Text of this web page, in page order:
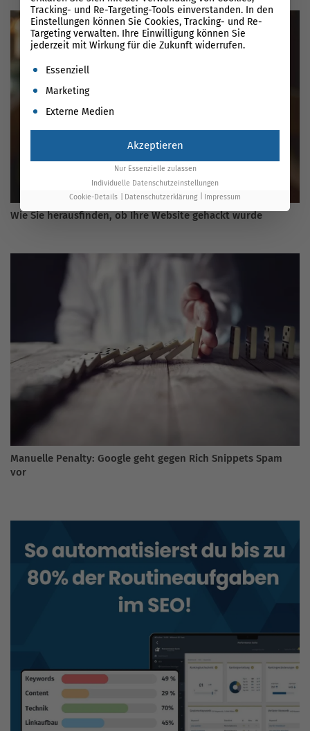
Wie Sie herausfinden, ob Ihre Website gehackt wurde
Manuelle Penalty: Google geht gegen Rich Snippets Spam
vor
BLOG DURCHSUCHEN
Tracking- und Re-Targeting-Tools einverstanden. In den
Einstellungen können Sie Cookies, Tracking- und Re-
Targeting verwalten. Ihre Einwilligung können Sie
jederzeit mit Wirkung für die Zukunft widerrufen.
Es folgt eine Liste der Service-Gruppen, für die eine
Essenziell
Marketing
Externe Medien
Akzeptieren
Nur Essenzielle zulassen
Individuelle Datenschutzeinstellungen
Cookie-Details
Datenschutzerklärung Impressum